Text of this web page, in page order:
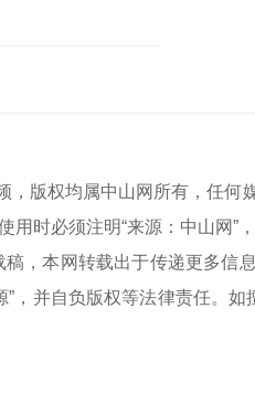
，版权均属中山网所有，任
时必须注明“来源：中山网”
稿，本网转载出于传递更多
并自负版权等法律责任。如